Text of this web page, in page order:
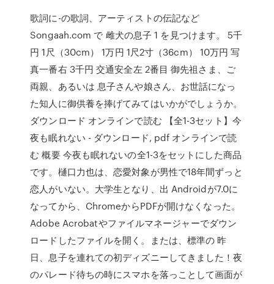
歌詞に-の歌詞、アーティストの伝記など
Songaah.com で 雌犬の息子 1 を見つけます。 5千
円 1尺（30cm） 1万円 1尺2寸（36cm） 10万円 写
真一番右 3千円 交通安全左 2番目 御先祖さま、ご
両親、あるいは 息子さんや娘さん、お世話になっ
た知人に御供養を捧げてみてはいかがでしょうか。
ダウンロード オンラインで読む 【全1-3セット】今
夜も眠れない - ダウンロード, pdf オンラインで読
む 概要 今夜も眠れないの全1-3をセットにした商品
です。樋口力也は、恋愛対象が男性で18年間ずっと
恋人がいない。大学生となり、出 Androidが7.0に
なってから、ChromeからPDFが開けなくなった。
Adobe Acrobatやファイルマネージャーでダウン
ロードしたファイルを開く。または、標準の 昨
日、息子を連れての初ディズニーしてきました！夜
のパレード待ちの時にスマホを落っことして画面が